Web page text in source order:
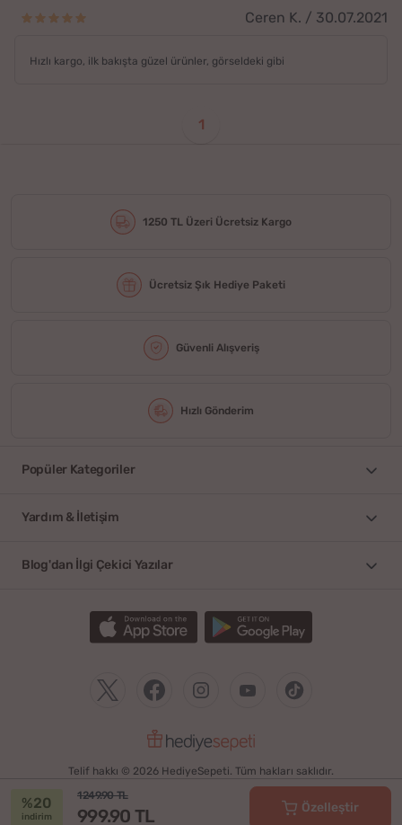
%20
indirim
1249.90 TL
999.90 TL Özelleştir
Ceren K. / 30.07.2021
Hızlı kargo, ilk bakışta güzel ürünler, görseldeki gibi
1
1250 TL Üzeri Ücretsiz Kargo
Ücretsiz Şık Hediye Paketi
Güvenli Alışveriş
Hızlı Gönderim
Popüler Kategoriler
Yardım & İletişim
Blog'dan İlgi Çekici Yazılar
Telif hakkı © 2026 HediyeSepeti. Tüm hakları saklıdır.